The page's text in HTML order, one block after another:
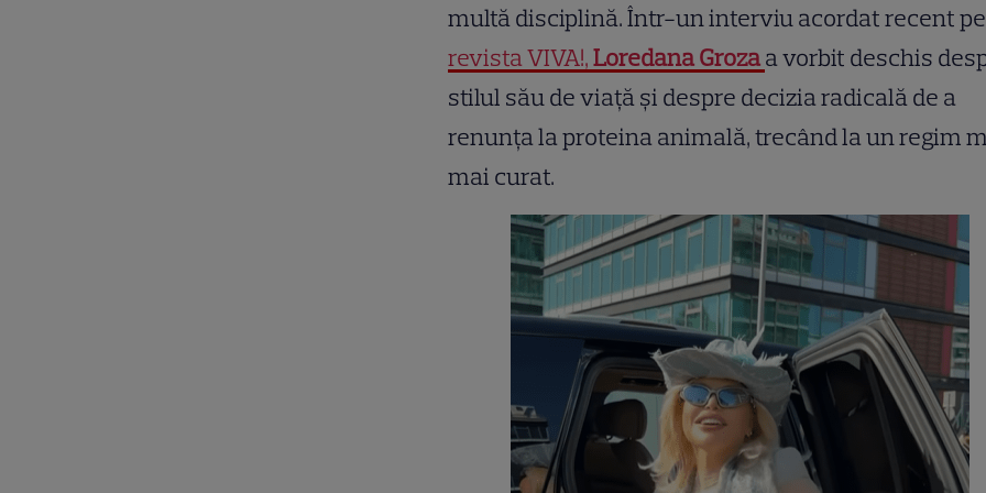
multă disciplină. Într-un interviu acordat recent
revista VIVA!,Loredana Grozaa vorbit deschis
stilul său de viață și despre decizia radicală de a
renunța la proteina animală, trecând la un regim
mai curat.